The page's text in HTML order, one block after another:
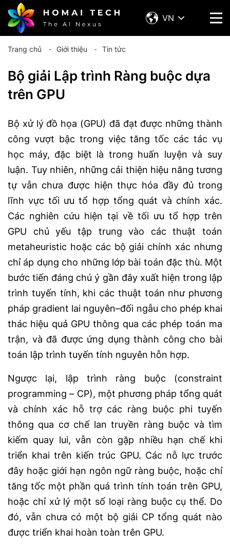
VN
Trang chủ ⁃ Giới thiệu ⁃ Tin tức
Bộ giải Lập trình Ràng buộc dựa
trên GPU
Bộ xử lý đồ họa (GPU) đã đạt được những thành
công vượt bậc trong việc tăng tốc các tác vụ
học máy, đặc biệt là trong huấn luyện và suy
luận. Tuy nhiên, những cải thiện hiệu năng tương
tự vẫn chưa được hiện thực hóa đầy đủ trong
lĩnh vực tối ưu tổ hợp tổng quát và chính xác.
Các nghiên cứu hiện tại về tối ưu tổ hợp trên
GPU chủ yếu tập trung vào các thuật toán
metaheuristic hoặc các bộ giải chính xác nhưng
chỉ áp dụng cho những lớp bài toán đặc thù. Một
bước tiến đáng chú ý gần đây xuất hiện trong lập
trình tuyến tính, khi các thuật toán như phương
pháp gradient lai nguyên–đối ngẫu cho phép khai
thác hiệu quả GPU thông qua các phép toán ma
trận, và đã được ứng dụng thành công cho bài
toán lập trình tuyến tính nguyên hỗn hợp.
Ngược lại, lập trình ràng buộc (constraint
programming – CP), một phương pháp tổng quát
và chính xác hỗ trợ các ràng buộc phi tuyến
thông qua cơ chế lan truyền ràng buộc và tìm
kiếm quay lui, vẫn còn gặp nhiều hạn chế khi
triển khai trên kiến trúc GPU. Các nỗ lực trước
đây hoặc giới hạn ngôn ngữ ràng buộc, hoặc chỉ
tăng tốc một phần quá trình tính toán trên GPU,
hoặc chỉ xử lý một số loại ràng buộc cụ thể. Do
đó, vẫn chưa có một bộ giải CP tổng quát nào
được triển khai hoàn toàn trên GPU.